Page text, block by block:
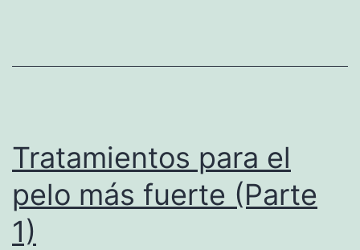
Tratamientos para el
pelo más fuerte (Parte
1)